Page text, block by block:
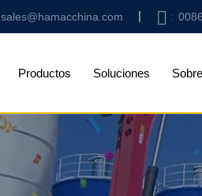
sales@hamacchina.com
Productos Soluciones